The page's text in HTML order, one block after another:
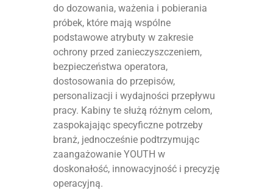
do dozowania, ważenia i pobierania
próbek, które mają wspólne
podstawowe atrybuty w zakresie
ochrony przed zanieczyszczeniem,
bezpieczeństwa operatora,
dostosowania do przepisów,
personalizacji i wydajności przepływu
pracy. Kabiny te służą różnym celom,
zaspokajając specyficzne potrzeby
branż, jednocześnie podtrzymując
zaangażowanie YOUTH w
doskonałość, innowacyjność i precyzję
operacyjną.